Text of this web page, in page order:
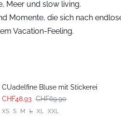
Meer und slow living.
Momente, die sich nach
Vacation-Feeling.
CUadelfine Bluse mit Stickerei
CHF48.93 CHF69.90
XS S M L XL XXL